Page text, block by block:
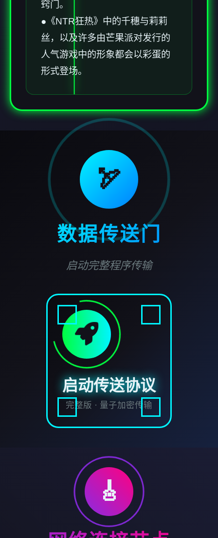
窍门。
●《NTR狂热》中的千穗与莉莉
丝，以及许多由芒果派对发行的
人气游戏中的形象都会以彩蛋的
形式登场。
🏹
数据传送门
启动完整程序传输
启动传送协议
完整版 · 量子加密传输
🎸